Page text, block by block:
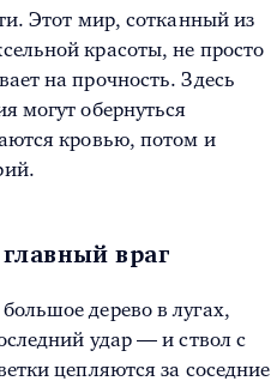
Этот мир, сотканный из
красоты, не просто
на прочность. Здесь
могут обернуться
кровью, потом и
враг
дерево в лугах,
удар — и ствол с
цепляются за соседние